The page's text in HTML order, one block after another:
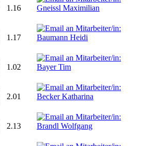
1.16
1.17
1.02
2.01
2.13